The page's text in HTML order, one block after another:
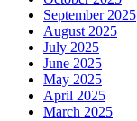
September 2025
August 2025
July 2025
June 2025
May 2025
April 2025
March 2025